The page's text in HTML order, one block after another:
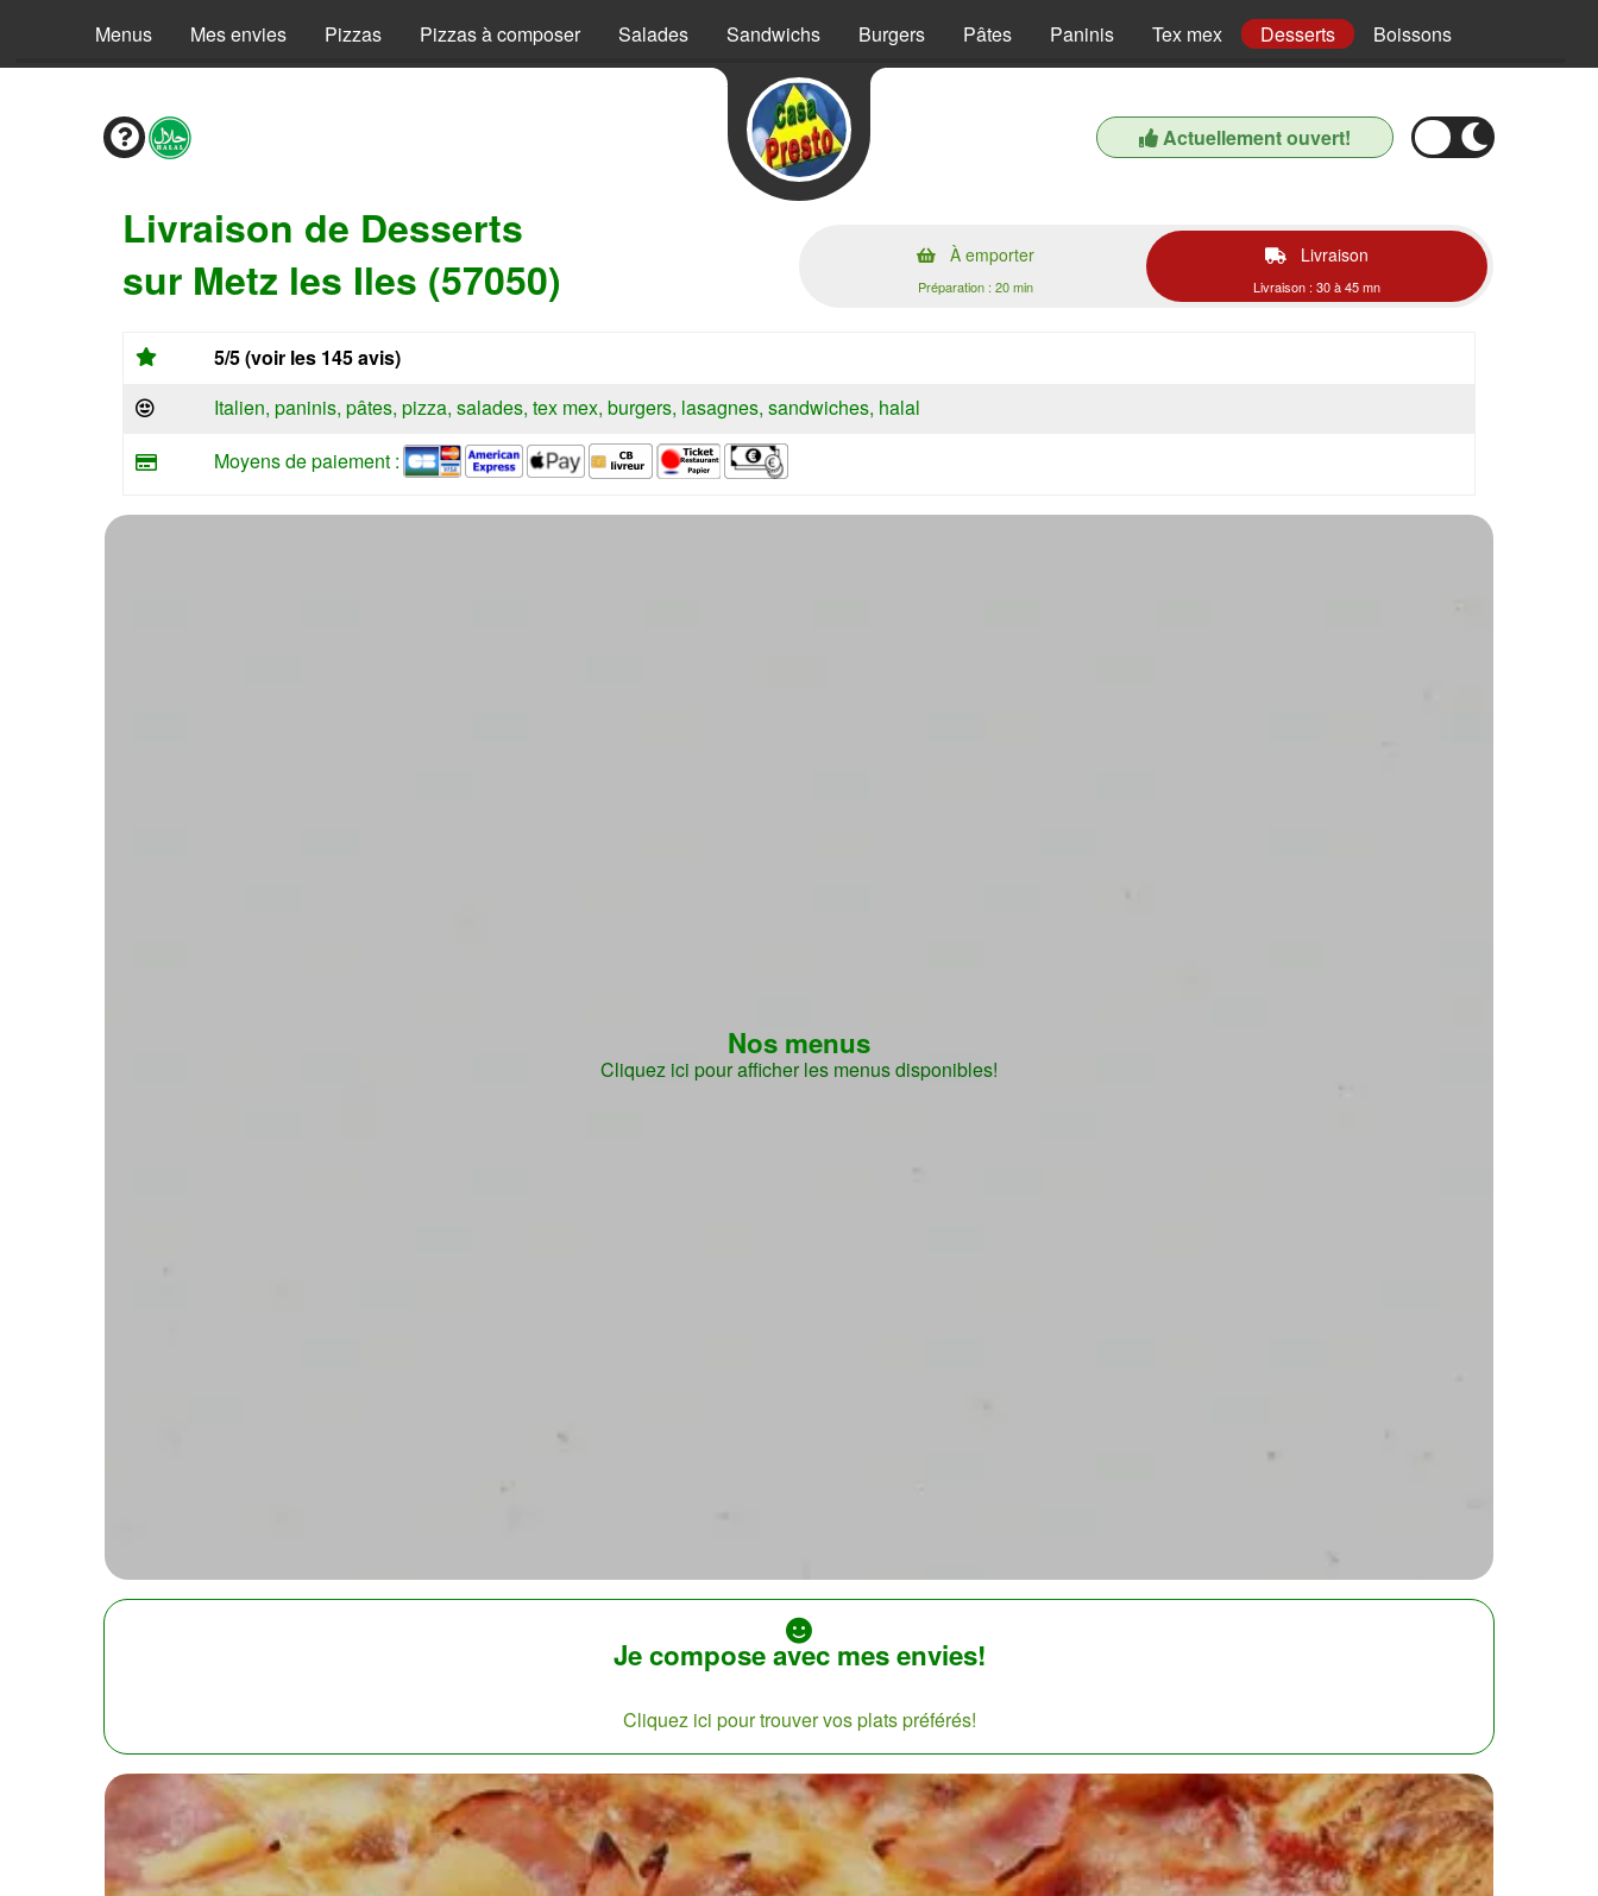
Menus Mes envies Pizzas Pizzas à composer Salades Sandwichs Burgers Pâtes Paninis Tex mex Desserts Boissons
Actuellement ouvert!
Livraison de Desserts
sur Metz les Iles (57050)
À emporter
Préparation : 20 min
Livraison
Livraison : 30 à 45 mn
5/5 (voir les 145 avis)
Italien, paninis, pâtes, pizza, salades, tex mex, burgers, lasagnes, sandwiches, halal
Moyens de paiement :
Nos menus
Cliquez ici pour afficher les menus disponibles!
Je compose avec mes envies!
Cliquez ici pour trouver vos plats préférés!